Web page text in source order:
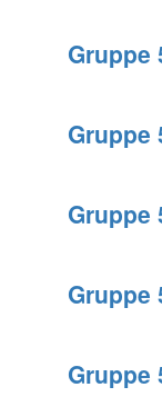
Gruppe
Gruppe
Gruppe
Gruppe
Gruppe